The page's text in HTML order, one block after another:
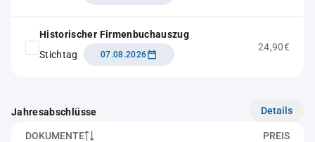
Historischer Firmenbuchauszug
Stichtag
07.08.2026
24,90€
Jahresabschlüsse Details
DOKUMENTE PREIS